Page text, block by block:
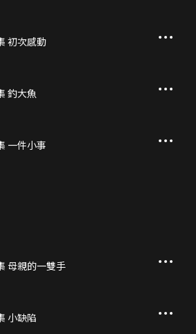
初次感動
釣大魚
一件小事
母親的一雙手
小缺陷